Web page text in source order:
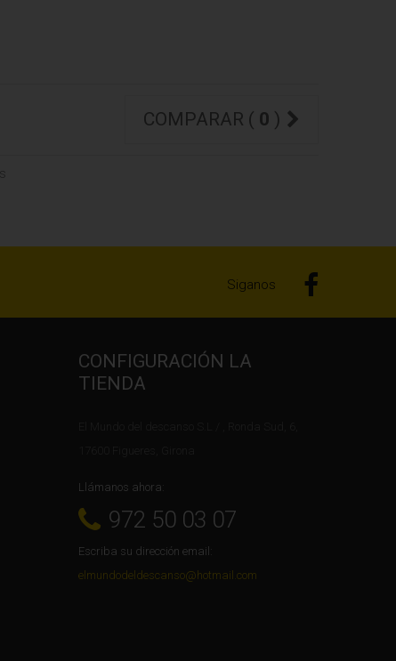
COMPARAR ( 0 )
Siganos
CONFIGURACIÓN LA
TIENDA
Llámanos ahora:
972 50 03 07
Escriba su dirección email:
elmundodeldescanso@hotmail.com